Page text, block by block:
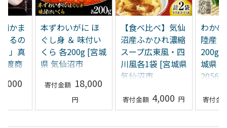
かま
るの
」真
渡商
本ずわいがに ほ
ぐし身 ＆ 味付い
くら 各200g [宮城
県 気仙沼市
18,000
【食べ比べ】気仙
沼産ふかひれ濃縮
スープ広東風・四
川風各1袋 [宮城県
気仙沼市
4,000
わか
陸産
200g [
城県